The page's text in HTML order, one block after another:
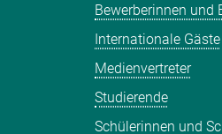
Bewerberinnen und
Internationale Gäste
Medienvertreter
Studierende
Schülerinnen und